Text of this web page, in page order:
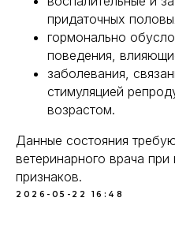
придаточных
гормонально
поведения,
заболевания,
стимуляцией
возрастом.
Данные состояния
ветеринарного врача
признаков.
2026-05-22 16:48